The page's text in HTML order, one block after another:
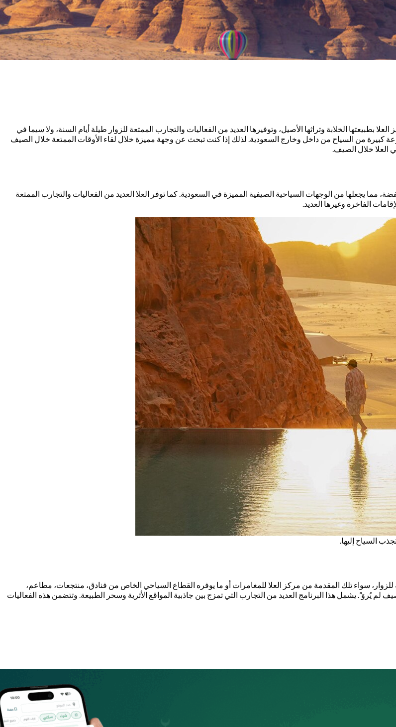
بطبيعتها الخلابة وتراثها الأصيل، وتوفيرها العديد من الفعاليات والتجارب الممتعة للزوار طيلة أيام السنة، ولا سيما في
من السياح من داخل وخارج السعودية. لذلك إذا كنت تبحث عن وجهة مميزة خلال لقاء الأوقات الممتعة خلال الصيف
العلا خلال الصيف.
يجعلها من الوجهات السياحية الصيفية المميزة في السعودية. كما توفر العلا العديد من الفعاليات والتجارب الممتعة
الفاخرة وغيرها العديد.
السياح إليها.
سواء تلك المقدمة من مركز العلا للمغامرات أو ما يوفره القطاع السياحي الخاص من فنادق، منتجعات، مطاعم،
تحت شعار “صيف لم يُروَ”. يشمل هذا البرنامج العديد من التجارب التي تمزج بين جاذبية المواقع الأثرية وسحر الطبيعة. وتتضمن هذه الفعاليات